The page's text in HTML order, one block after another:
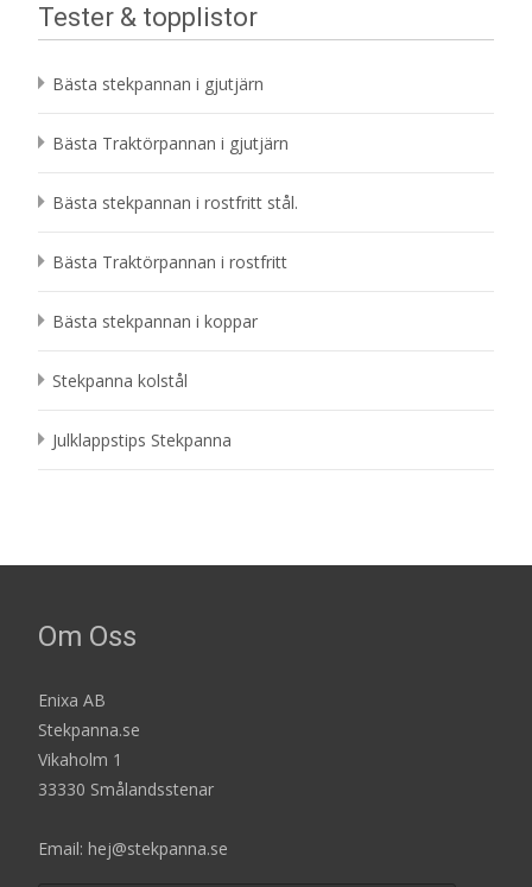
Tester & topplistor
Bästa stekpannan i gjutjärn
Bästa Traktörpannan i gjutjärn
Bästa stekpannan i rostfritt stål.
Bästa Traktörpannan i rostfritt
Bästa stekpannan i koppar
Stekpanna kolstål
Julklappstips Stekpanna
Om Oss
Enixa AB
Stekpanna.se
Vikaholm 1
33330 Smålandsstenar
Email: hej@stekpanna.se